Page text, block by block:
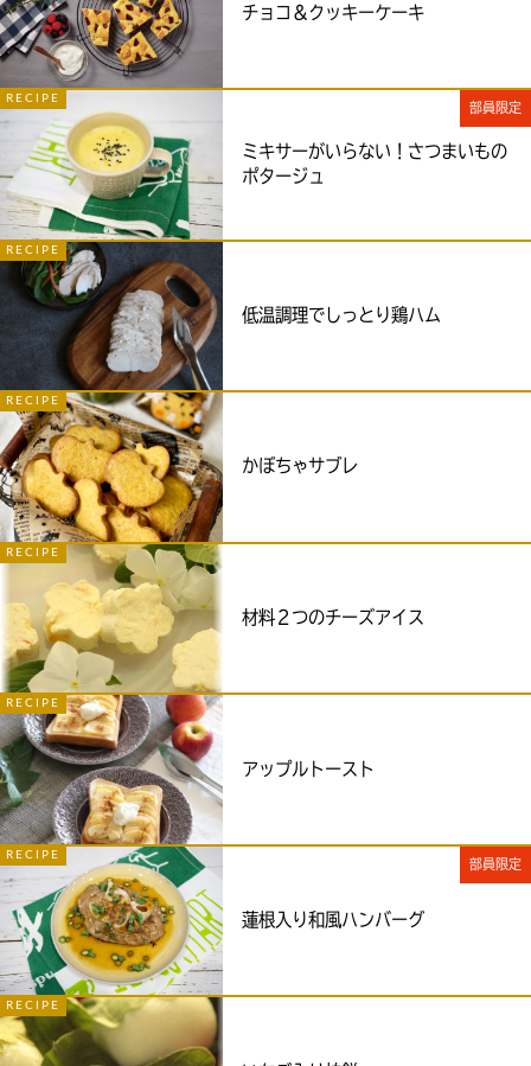
チョコ＆クッキーケーキ
RECIPE
部員限定
ミキサーがいらない！さつまいもの
ポタージュ
RECIPE
低温調理でしっとり鶏ハム
RECIPE
かぼちゃサブレ
RECIPE
材料２つのチーズアイス
RECIPE
アップルトースト
RECIPE
部員限定
蓮根入り和風ハンバーグ
RECIPE